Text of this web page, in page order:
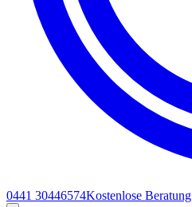
0441 30446574Kostenlose Beratung